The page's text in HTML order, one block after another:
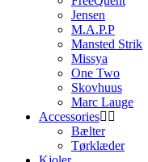
Jensen
M.A.P.P
Mansted Strik
Missya
One Two
Skovhuus
Marc Lauge
Accessories
Bælter
Tørklæder